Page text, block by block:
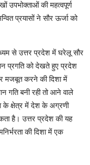
उपभोक्ताओं की महत्वपूर्ण
प्रयासों ने सौर ऊर्जा को
से उत्तर प्रदेश में घरेलू सौर
प्रगति को देखते हुए प्रदेश
मजबूत करने की दिशा में
गति बनी रही तो आने वाले
के क्षेत्र में देश के अग्रणी
है। उत्तर प्रदेश की यह
की दिशा में एक